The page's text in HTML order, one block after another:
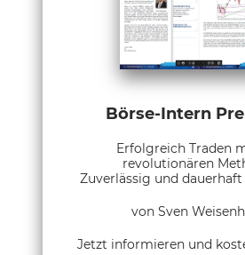
Börse-Intern
Erfolgreich Traden
revolutionären
Zuverlässig und
von Sven
Jetzt informieren und